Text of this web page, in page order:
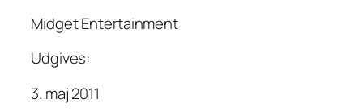
Midget Entertainment
Udgives:
3. maj 2011